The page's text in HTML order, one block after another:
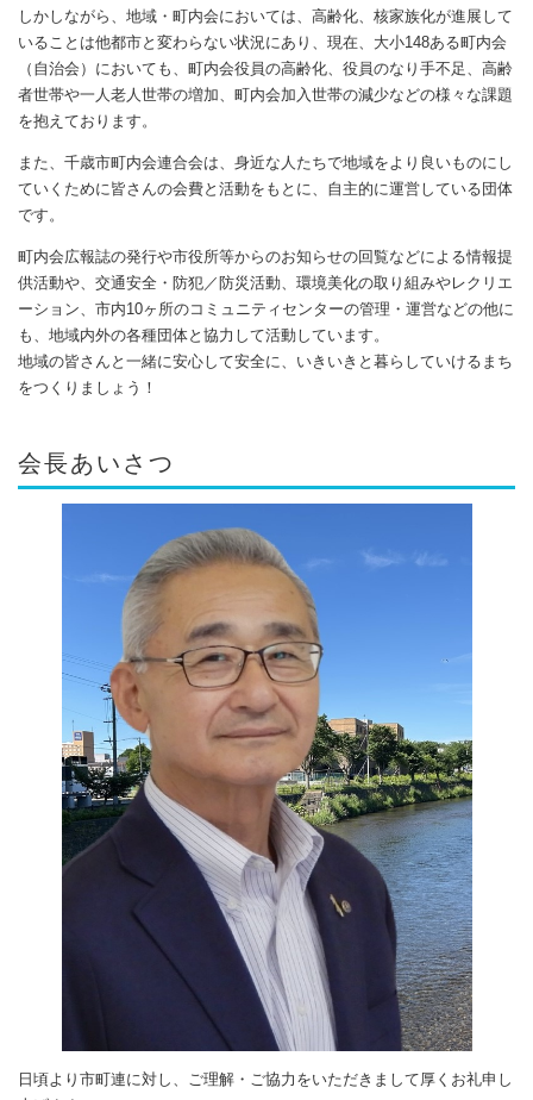
しかしながら、地域・町内会においては、高齢化、核家族化が進展して
いることは他都市と変わらない状況にあり、現在、大小148ある町内会
（自治会）においても、町内会役員の高齢化、役員のなり手不足、高齢
者世帯や一人老人世帯の増加、町内会加入世帯の減少などの様々な課題
を抱えております。
また、千歳市町内会連合会は、身近な人たちで地域をより良いものにし
ていくために皆さんの会費と活動をもとに、自主的に運営している団体
です。
町内会広報誌の発行や市役所等からのお知らせの回覧などによる情報提
供活動や、交通安全・防犯／防災活動、環境美化の取り組みやレクリエ
ーション、市内10ヶ所のコミュニティセンターの管理・運営などの他に
も、地域内外の各種団体と協力して活動しています。
地域の皆さんと一緒に安心して安全に、いきいきと暮らしていけるまち
をつくりましょう！
会長あいさつ
日頃より市町連に対し、ご理解・ご協力をいただきまして厚くお礼申し